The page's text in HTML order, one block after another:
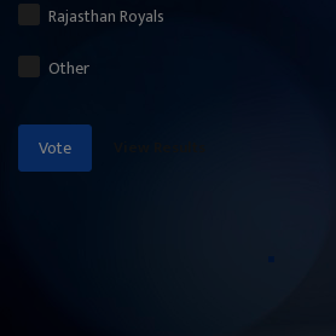
Rajasthan Royals
Other
Vote